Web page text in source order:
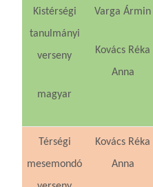
Kistérségi
tanulmányi
verseny
magyar
Varga Ármin
Kovács Réka
Anna
Térségi
mesemondó
Kovács Réka
Anna